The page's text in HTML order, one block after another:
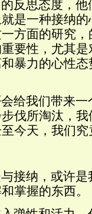
反思态度，他
是一种接纳
方面的研究
要性，尤其
暴力的心性
给我们带来一
伐所淘汰，
今天，我们
接纳，或许
掌握的东西。